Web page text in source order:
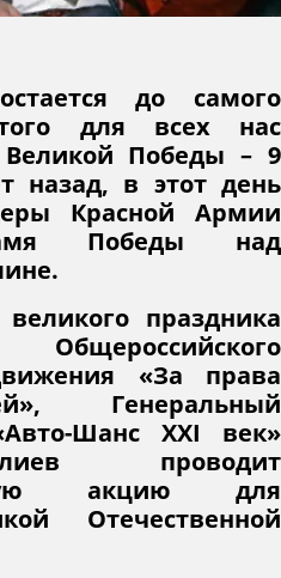
до самого
для всех нас
Победы – 9
назад, в этот день
Красной Армии
Победы над
праздника
«За права
Генеральный
Шанс XXI век»
проводит
акцию для
Отечественной